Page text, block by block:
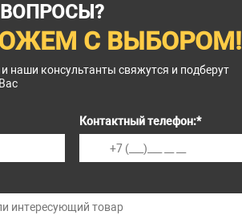
С ВЫБОРОМ!
наши консультанты свяжутся и подберут
Контактный телефон:*